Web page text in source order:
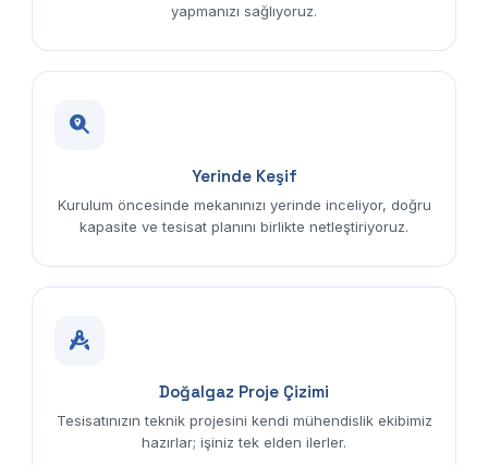
yapmanızı sağlıyoruz.
Yerinde Keşif
Kurulum öncesinde mekanınızı yerinde inceliyor, doğru
kapasite ve tesisat planını birlikte netleştiriyoruz.
Doğalgaz Proje Çizimi
Tesisatınızın teknik projesini kendi mühendislik ekibimiz
hazırlar; işiniz tek elden ilerler.